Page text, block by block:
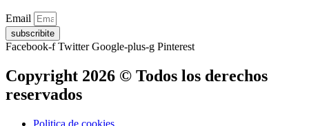
Email
subscribite
Facebook-f Twitter Google-plus-g Pinterest
Copyright 2026 © Todos los derechos
reservados
Politica de cookies